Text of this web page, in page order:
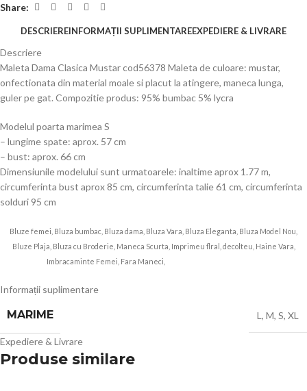
Share:
DESCRIEREINFORMAȚII SUPLIMENTAREEXPEDIERE & LIVRARE
Descriere
Maleta Dama Clasica Mustar cod56378 Maleta de culoare: mustar,
onfectionata din material moale si placut la atingere, maneca lunga,
guler pe gat. Compozitie produs: 95% bumbac 5% lycra
Modelul poarta marimea S
– lungime spate: aprox. 57 cm
– bust: aprox. 66 cm
Dimensiunile modelului sunt urmatoarele: inaltime aprox 1.77 m,
circumferinta bust aprox 85 cm, circumferinta talie 61 cm, circumferinta
solduri 95 cm
Bluze femei, Bluza bumbac, Bluza dama, Bluza Vara, Bluza Eleganta, Bluza Model Nou,
Bluze Plaja, Bluza cu Broderie, Maneca Scurta, Imprimeu flral, decolteu, Haine Vara,
Imbracaminte Femei, Fara Maneci,
Informații suplimentare
MARIME L, M, S, XL
Expediere & Livrare
Produse similare